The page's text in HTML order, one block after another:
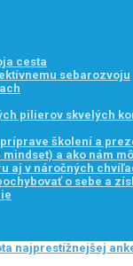
cesta
sebarozvoju
pilierov skvelých
školení a
a ako nám
aj v náročných
o sebe a